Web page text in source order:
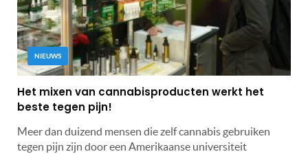
NIEUWS
Het mixen van cannabisproducten werkt het
beste tegen pijn!
Meer dan duizend mensen die zelf cannabis gebruiken
tegen pijn zijn door een Amerikaanse universiteit